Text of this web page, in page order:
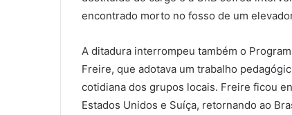
encontrado morto no fosso de um
A ditadura interrompeu também o
Freire, que adotava um trabalho
cotidiana dos grupos locais. Freire ficou
Estados Unidos e Suíça, retornando ao